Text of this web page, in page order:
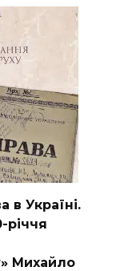
в Україні.
річчя
Михайло